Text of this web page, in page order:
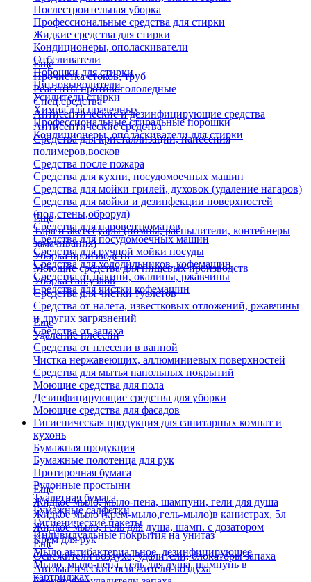
Послестроительная уборка
Профессиональные средства для стирки
Жидкие средства для стирки
Кондиционеры, ополаскиватели
Отбеливатели
Порошки для стирки
Пятновыводители
Усилители стирки
Химия для прачечных
Профессиональные стиральные порошки
Кондиционеры, ополаскиватели для стирки
Еще
Прочистка стоков, труб
Реагенты противогололедные
Спец.средства
Антисептические и дезинфицирующие средства
Антисептические средства
Средства для кристаллизации, нанесения
полимеров,восков
Средства после пожара
Средства для кухни, посудомоечных машин
Средства для мойки грилей, духовок (удаление нагаров)
Средства для мойки и дезинфекции поверхностей
(пол,стены,оброруд)
Средства для паровенткоматов
Средства для посудомоечных машин
Средства для ручной мойки посуды
Средства для холодильников, кофемашин
Средства от накипи, окалины, ржавчины
Средства для чистки кофемашин
Еще
Тара и аксессуары (помпы, распылители, контейнеры
замачивания)
Уборка производств
Моющие средства для пищевых производств
Уборка сан.узлов
Средства для чистки туалетов
Средства от налета, известковых отложений, ржавчины
и других загрязнений
Средства от запаха
Еще
Удаление плесени
Средства от плесени в ванной
Чистка нержавеющих, аллюминиевых поверхностей
Средства для мытья напольных покрытий
Моющие средства для пола
Дезинфицирующие средства для уборки
Моющие средства для фасадов
Гигиеническая продукция для санитарных комнат и
кухонь
Бумажная продукция
Бумажные полотенца для рук
Протирочная бумага
Рулонные простыни
Туалетная бумага
Бумажные салфетки
Гигиенические пакеты
Индивидуальные покрытия на унитаз
Еще
Жидкое мыло, мыло-пена, шампуни, гели для душа
Жидкое мыло (крем-мыло,гель-мыло)в канистрах, 5л
Жидкое мыло, гель для душа, шамп. с дозатором
Крем для рук
Мыло антибактериальное, дезинфицирующее
Мыло, мыло-пена, гель для душа, шампунь в
картриджах
Еще
Освежители воздуха, удалители, блокаторы запаха
Автоматические освежители воздуха